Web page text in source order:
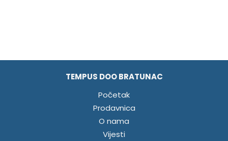
TEMPUS DOO BRATUNAC
Početak
Prodavnica
O nama
Vijesti